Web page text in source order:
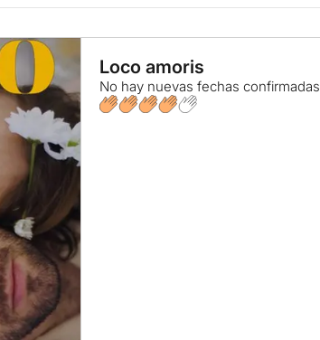
Loco amoris
No hay nuevas fechas confirmadas